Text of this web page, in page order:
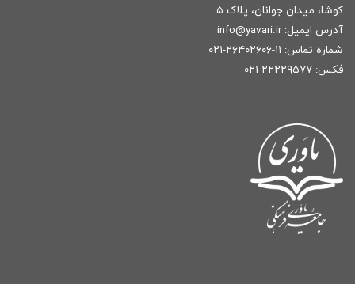
کوشا، میدان جوانان، پلاک ۵
آدرس ایمیل: info@yavari.ir
شماره تماس: ۱۱-۲۶۴۰۲۶۰۶-۰۲۱
فکس: ۲۲۲۲۹۵۷۷-۰۲۱